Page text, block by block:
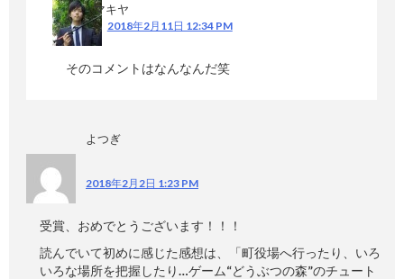
マキヤ
2018年2月11日 12:34 PM
そのコメントはなんなんだ笑
よつぎ
2018年2月2日 1:23 PM
受賞、おめでとうございます！！！
読んでいて初めに感じた感想は、「町役場へ行ったり、いろ
いろな場所を把握したり…ゲーム“どうぶつの森”のチュート